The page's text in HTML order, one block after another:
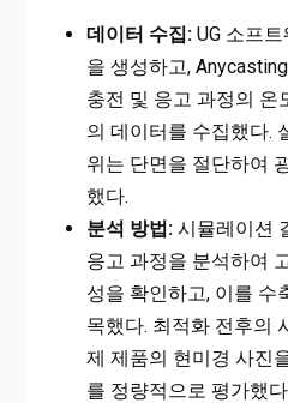
데이터 수집:UG 소프트
을 생성하고,
충전 및 응고 과정의 온
의 데이터를 수집했다.
위는 단면을 절단하여
했다.
분석 방법:시뮬레이션
응고 과정을 분석하여
성을 확인하고, 이를 수
목했다. 최적화 전후의
제 제품의 현미경 사진
를 정량적으로 평가했